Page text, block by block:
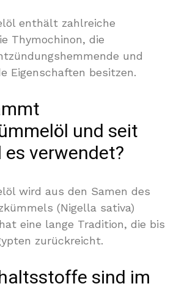
enthält zahlreiche
Thymochinon, die
und
Eigenschaften besitzen.
und seit
verwendet?
wird aus den Samen des
(Nigella sativa)
eine lange Tradition, die bis
zurückreicht.
sind im